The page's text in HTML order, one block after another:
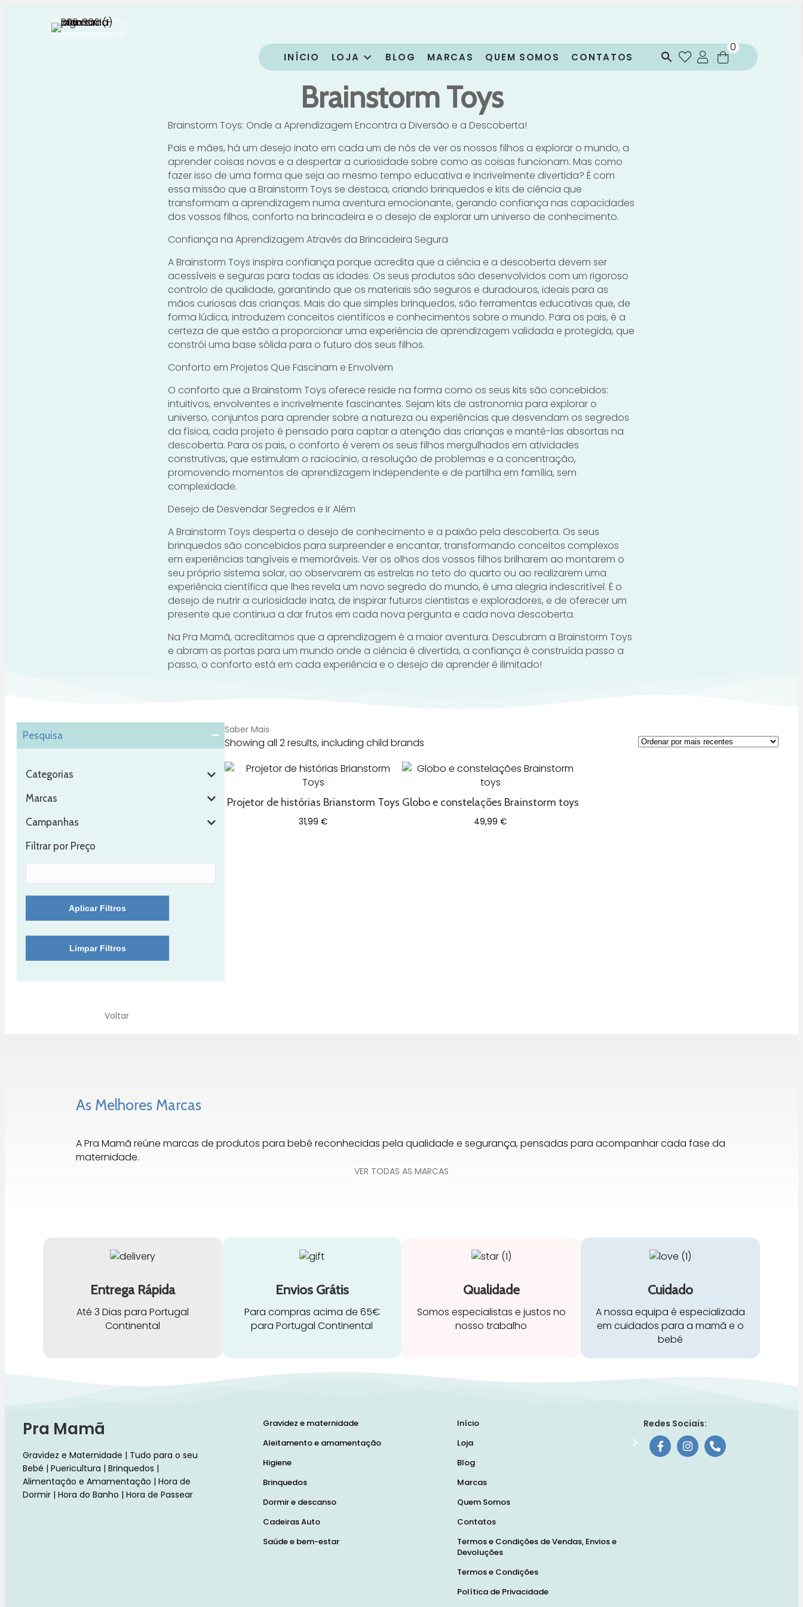
INÍCIO LOJA BLOG MARCAS QUEM SOMOS CONTATOS
0
Brainstorm Toys
Brainstorm Toys: Onde a Aprendizagem Encontra a Diversão e a Descoberta!
Pais e mães, há um desejo inato em cada um de nós de ver os nossos filhos a explorar o mundo, a
aprender coisas novas e a despertar a curiosidade sobre como as coisas funcionam. Mas como
fazer isso de uma forma que seja ao mesmo tempo educativa e incrivelmente divertida? É com
essa missão que a Brainstorm Toys se destaca, criando brinquedos e kits de ciência que
transformam a aprendizagem numa aventura emocionante, gerando confiança nas capacidades
dos vossos filhos, conforto na brincadeira e o desejo de explorar um universo de conhecimento.
Confiança na Aprendizagem Através da Brincadeira Segura
A Brainstorm Toys inspira confiança porque acredita que a ciência e a descoberta devem ser
acessíveis e seguras para todas as idades. Os seus produtos são desenvolvidos com um rigoroso
controlo de qualidade, garantindo que os materiais são seguros e duradouros, ideais para as
mãos curiosas das crianças. Mais do que simples brinquedos, são ferramentas educativas que, de
forma lúdica, introduzem conceitos científicos e conhecimentos sobre o mundo. Para os pais, é a
certeza de que estão a proporcionar uma experiência de aprendizagem validada e protegida, que
constrói uma base sólida para o futuro dos seus filhos.
Conforto em Projetos Que Fascinam e Envolvem
O conforto que a Brainstorm Toys oferece reside na forma como os seus kits são concebidos:
intuitivos, envolventes e incrivelmente fascinantes. Sejam kits de astronomia para explorar o
universo, conjuntos para aprender sobre a natureza ou experiências que desvendam os segredos
da física, cada projeto é pensado para captar a atenção das crianças e mantê-las absortas na
descoberta. Para os pais, o conforto é verem os seus filhos mergulhados em atividades
construtivas, que estimulam o raciocínio, a resolução de problemas e a concentração,
promovendo momentos de aprendizagem independente e de partilha em família, sem
complexidade.
Desejo de Desvendar Segredos e Ir Além
A Brainstorm Toys desperta o desejo de conhecimento e a paixão pela descoberta. Os seus
brinquedos são concebidos para surpreender e encantar, transformando conceitos complexos
em experiências tangíveis e memoráveis. Ver os olhos dos vossos filhos brilharem ao montarem o
seu próprio sistema solar, ao observarem as estrelas no teto do quarto ou ao realizarem uma
experiência científica que lhes revela um novo segredo do mundo, é uma alegria indescritível. É o
desejo de nutrir a curiosidade inata, de inspirar futuros cientistas e exploradores, e de oferecer um
presente que continua a dar frutos em cada nova pergunta e cada nova descoberta.
Na Pra Mamã, acreditamos que a aprendizagem é a maior aventura. Descubram a Brainstorm Toys
e abram as portas para um mundo onde a ciência é divertida, a confiança é construída passo a
passo, o conforto está em cada experiência e o desejo de aprender é ilimitado!
Pesquisa
Categorias
Marcas
Campanhas
Filtrar por Preço
Aplicar Filtros
Limpar Filtros
Saber Mais
Showing all 2 results, including child brands
Projetor de histórias Brianstorm Toys
31,99€
Globo e constelações Brainstorm toys
49,99€
Voltar
As Melhores Marcas
A Pra Mamã reúne marcas de produtos para bebé reconhecidas pela qualidade e segurança, pensadas para acompanhar cada fase da
maternidade.
VER TODAS AS MARCAS
Entrega Rápida
Até 3 Dias para Portugal
Continental
Envios Grátis
Para compras acima de 65€
para Portugal Continental
Qualidade
Somos especialistas e justos no
nosso trabalho
Cuidado
A nossa equipa é especializada
em cuidados para a mamã e o
bebé
Pra Mamã
Gravidez e Maternidade | Tudo para o seu
Bebé | Puericultura | Brinquedos |
Alimentação e Amamentação | Hora de
Dormir | Hora do Banho | Hora de Passear
Gravidez e maternidade
Aleitamento e amamentação
Higiene
Brinquedos
Dormir e descanso
Cadeiras Auto
Saúde e bem-estar
Início
Loja
Blog
Marcas
Quem Somos
Contatos
Termos e Condições de Vendas, Envios e
Devoluções
Termos e Condições
Política de Privacidade
Redes Sociais: